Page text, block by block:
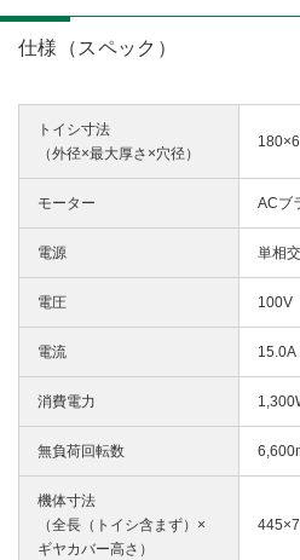
仕様（スペック）
トイシ寸法
（外径×最大厚さ×穴径）
モーター ACブ
電源 単相
電圧 100V
電流 15.0A
消費電力
無負荷回転数
機体寸法
（全長（トイシ含まず）×
ギヤカバー高さ）